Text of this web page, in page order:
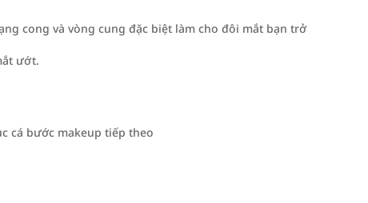
cong và vòng cung đặc biệt làm cho đôi mắt bạn trở
ướt.
cá bước makeup tiếp theo